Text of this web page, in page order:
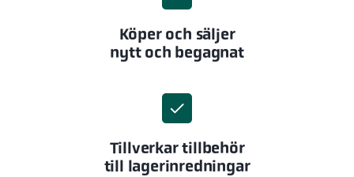
Köper och säljer
nytt och begagnat
Tillverkar tillbehör
till lagerinredningar